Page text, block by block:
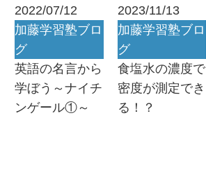
2022/07/12
加藤学習塾ブロ
グ
英語の名言から
学ぼう～ナイチ
ンゲール①～
2023/11/13
加藤学習塾ブロ
グ
食塩水の濃度で
密度が測定でき
る！？